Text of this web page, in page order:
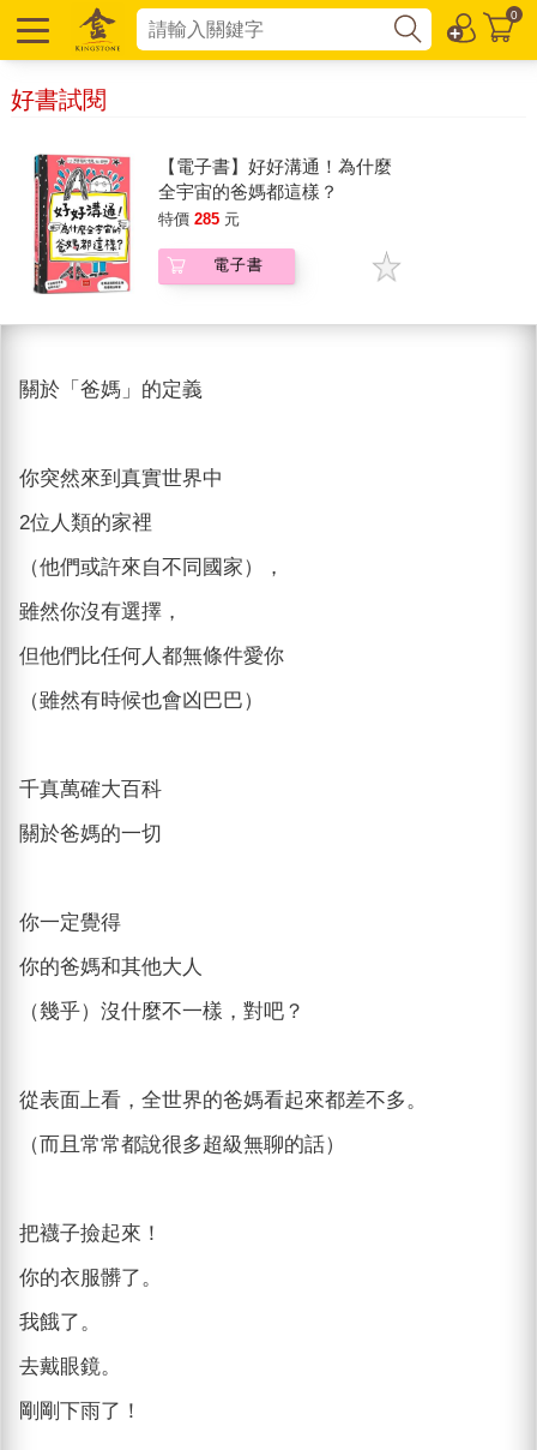
0
好書試閱
【電子書】好好溝通！為什麼
全宇宙的爸媽都這樣？
特價 285 元
電子書
關於「爸媽」的定義
你突然來到真實世界中
2位人類的家裡
（他們或許來自不同國家），
雖然你沒有選擇，
但他們比任何人都無條件愛你
（雖然有時候也會凶巴巴）
千真萬確大百科
關於爸媽的一切
你一定覺得
你的爸媽和其他大人
（幾乎）沒什麼不一樣，對吧？
從表面上看，全世界的爸媽看起來都差不多。
（而且常常都說很多超級無聊的話）
把襪子撿起來！
你的衣服髒了。
我餓了。
去戴眼鏡。
剛剛下雨了！